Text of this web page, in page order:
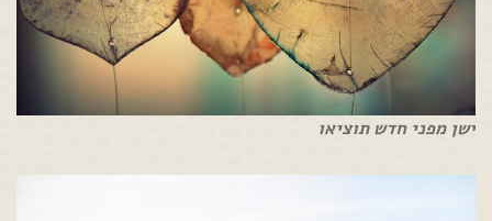
ישן מפני חדש תוציאו